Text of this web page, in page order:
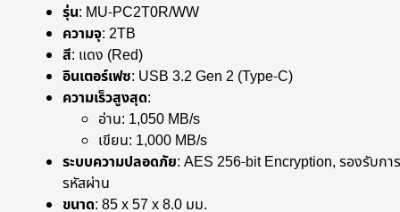
รุ่น: MU-PC2T0R/WW
ความจุ: 2TB
สี: แดง (Red)
อินเตอร์เฟซ: USB 3.2 Gen 2 (Type-C)
ความเร็วสูงสุด:
อ่าน: 1,050 MB/s
เขียน: 1,000 MB/s
ระบบความปลอดภัย: AES 256-bit Encryption, รองรับกา
รหัสผ่าน
ขนาด: 85 x 57 x 8.0 มม.